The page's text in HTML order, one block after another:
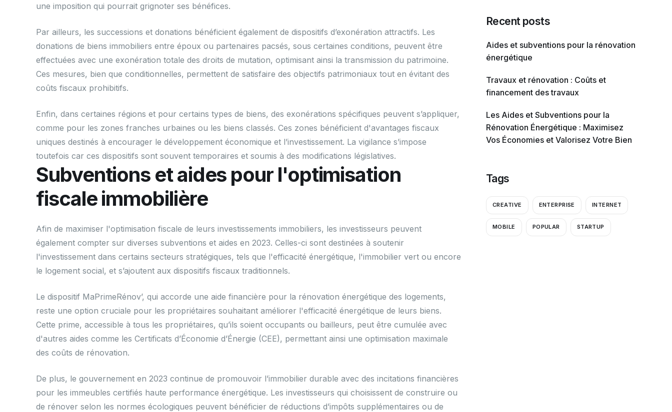
une imposition qui pourrait grignoter ses bénéfices.
Par ailleurs, les successions et donations bénéficient également de dispositifs d’exonération attractifs. Les
donations de biens immobiliers entre époux ou partenaires pacsés, sous certaines conditions, peuvent être
effectuées avec une exonération totale des droits de mutation, optimisant ainsi la transmission du patrimoine.
Ces mesures, bien que conditionnelles, permettent de satisfaire des objectifs patrimoniaux tout en évitant des
coûts fiscaux prohibitifs.
Enfin, dans certaines régions et pour certains types de biens, des exonérations spécifiques peuvent s’appliquer,
comme pour les zones franches urbaines ou les biens classés. Ces zones bénéficient d'avantages fiscaux
uniques destinés à encourager le développement économique et l’investissement. La vigilance s’impose
toutefois car ces dispositifs sont souvent temporaires et soumis à des modifications législatives.
Subventions et aides pour l'optimisation
fiscale immobilière
Afin de maximiser l'optimisation fiscale de leurs investissements immobiliers, les investisseurs peuvent
également compter sur diverses subventions et aides en 2023. Celles-ci sont destinées à soutenir
l'investissement dans certains secteurs stratégiques, tels que l'efficacité énergétique, l'immobilier vert ou encore
le logement social, et s’ajoutent aux dispositifs fiscaux traditionnels.
Le dispositif MaPrimeRénov’, qui accorde une aide financière pour la rénovation énergétique des logements,
reste une option cruciale pour les propriétaires souhaitant améliorer l'efficacité énergétique de leurs biens.
Cette prime, accessible à tous les propriétaires, qu’ils soient occupants ou bailleurs, peut être cumulée avec
d'autres aides comme les Certificats d’Économie d’Énergie (CEE), permettant ainsi une optimisation maximale
des coûts de rénovation.
De plus, le gouvernement en 2023 continue de promouvoir l’immobilier durable avec des incitations financières
pour les immeubles certifiés haute performance énergétique. Les investisseurs qui choisissent de construire ou
de rénover selon les normes écologiques peuvent bénéficier de réductions d’impôts supplémentaires ou de
Recent posts
Aides et subventions pour la rénovation
énergétique
Travaux et rénovation : Coûts et
financement des travaux
Les Aides et Subventions pour la
Rénovation Énergétique : Maximisez
Vos Économies et Valorisez Votre Bien
Tags
CREATIVE ENTERPRISE INTERNET
MOBILE POPULAR STARTUP